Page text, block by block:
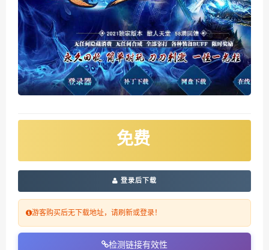
免费
登录后下载
游客购买后无下载地址，请刷新或登录！
检测链接有效性